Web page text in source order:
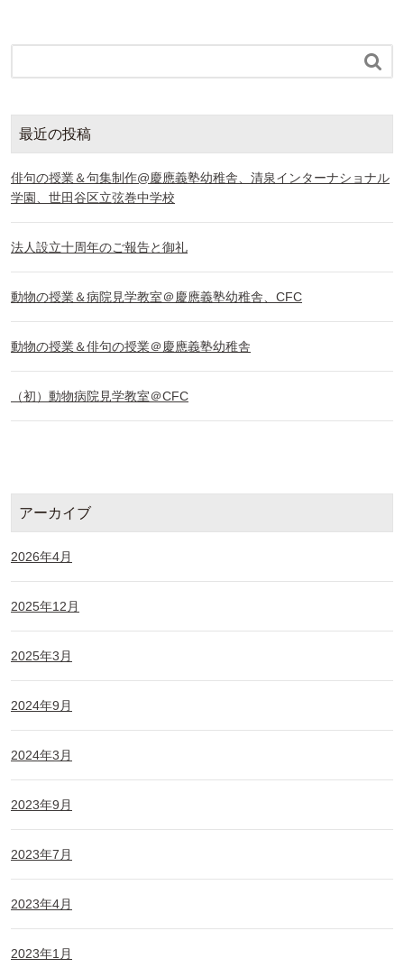

最近の投稿
俳句の授業＆句集制作@慶應義塾幼稚舎、清泉インターナショナル
学園、世田谷区立弦巻中学校
法人設立十周年のご報告と御礼
動物の授業＆病院見学教室＠慶應義塾幼稚舎、CFC
動物の授業＆俳句の授業＠慶應義塾幼稚舎
（初）動物病院見学教室＠CFC
アーカイブ
2026年4月
2025年12月
2025年3月
2024年9月
2024年3月
2023年9月
2023年7月
2023年4月
2023年1月